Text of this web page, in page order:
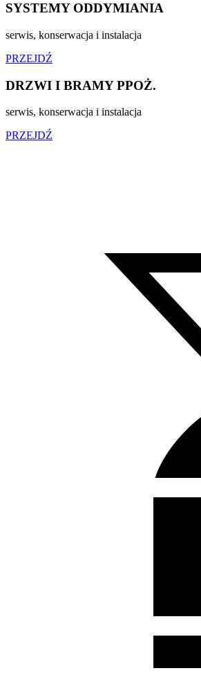
SYSTEMY ODDYMIANIA
serwis, konserwacja i instalacja
PRZEJDŹ
DRZWI I BRAMY PPOŻ.
serwis, konserwacja i instalacja
PRZEJDŹ